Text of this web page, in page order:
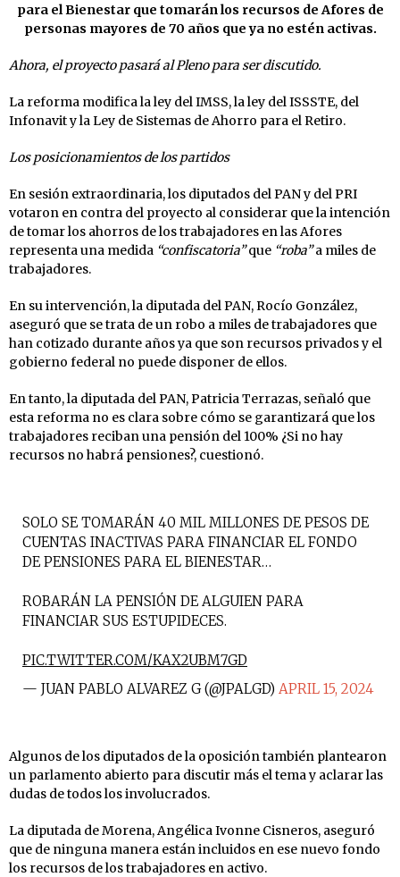
para el Bienestar que tomarán los recursos de Afores de
personas mayores de 70 años que ya no estén activas.
Ahora, el proyecto pasará al Pleno para ser discutido.
La reforma modifica la ley del IMSS, la ley del ISSSTE, del
Infonavit y la Ley de Sistemas de Ahorro para el Retiro.
Los posicionamientos de los partidos
En sesión extraordinaria, los diputados del PAN y del PRI
votaron en contra del proyecto al considerar que la intención
de tomar los ahorros de los trabajadores en las Afores
representa una medida “confiscatoria”que “roba”a miles de
trabajadores.
En su intervención, la diputada del PAN, Rocío González,
aseguró que se trata de un robo a miles de trabajadores que
han cotizado durante años ya que son recursos privados y el
gobierno federal no puede disponer de ellos.
En tanto, la diputada del PAN, Patricia Terrazas, señaló que
esta reforma no es clara sobre cómo se garantizará que los
trabajadores reciban una pensión del 100% ¿Si no hay
recursos no habrá pensiones?, cuestionó.
SOLO SE TOMARÁN 40 MIL MILLONES DE PESOS DE
CUENTAS INACTIVAS PARA FINANCIAR EL FONDO
DE PENSIONES PARA EL BIENESTAR…
ROBARÁN LA PENSIÓN DE ALGUIEN PARA
FINANCIAR SUS ESTUPIDECES.
PIC.TWITTER.COM/KAX2UBM7GD
— JUAN PABLO ALVAREZ G (@JPALGD) APRIL 15, 2024
Algunos de los diputados de la oposición también plantearon
un parlamento abierto para discutir más el tema y aclarar las
dudas de todos los involucrados.
La diputada de Morena, Angélica Ivonne Cisneros, aseguró
que de ninguna manera están incluidos en ese nuevo fondo
los recursos de los trabajadores en activo.